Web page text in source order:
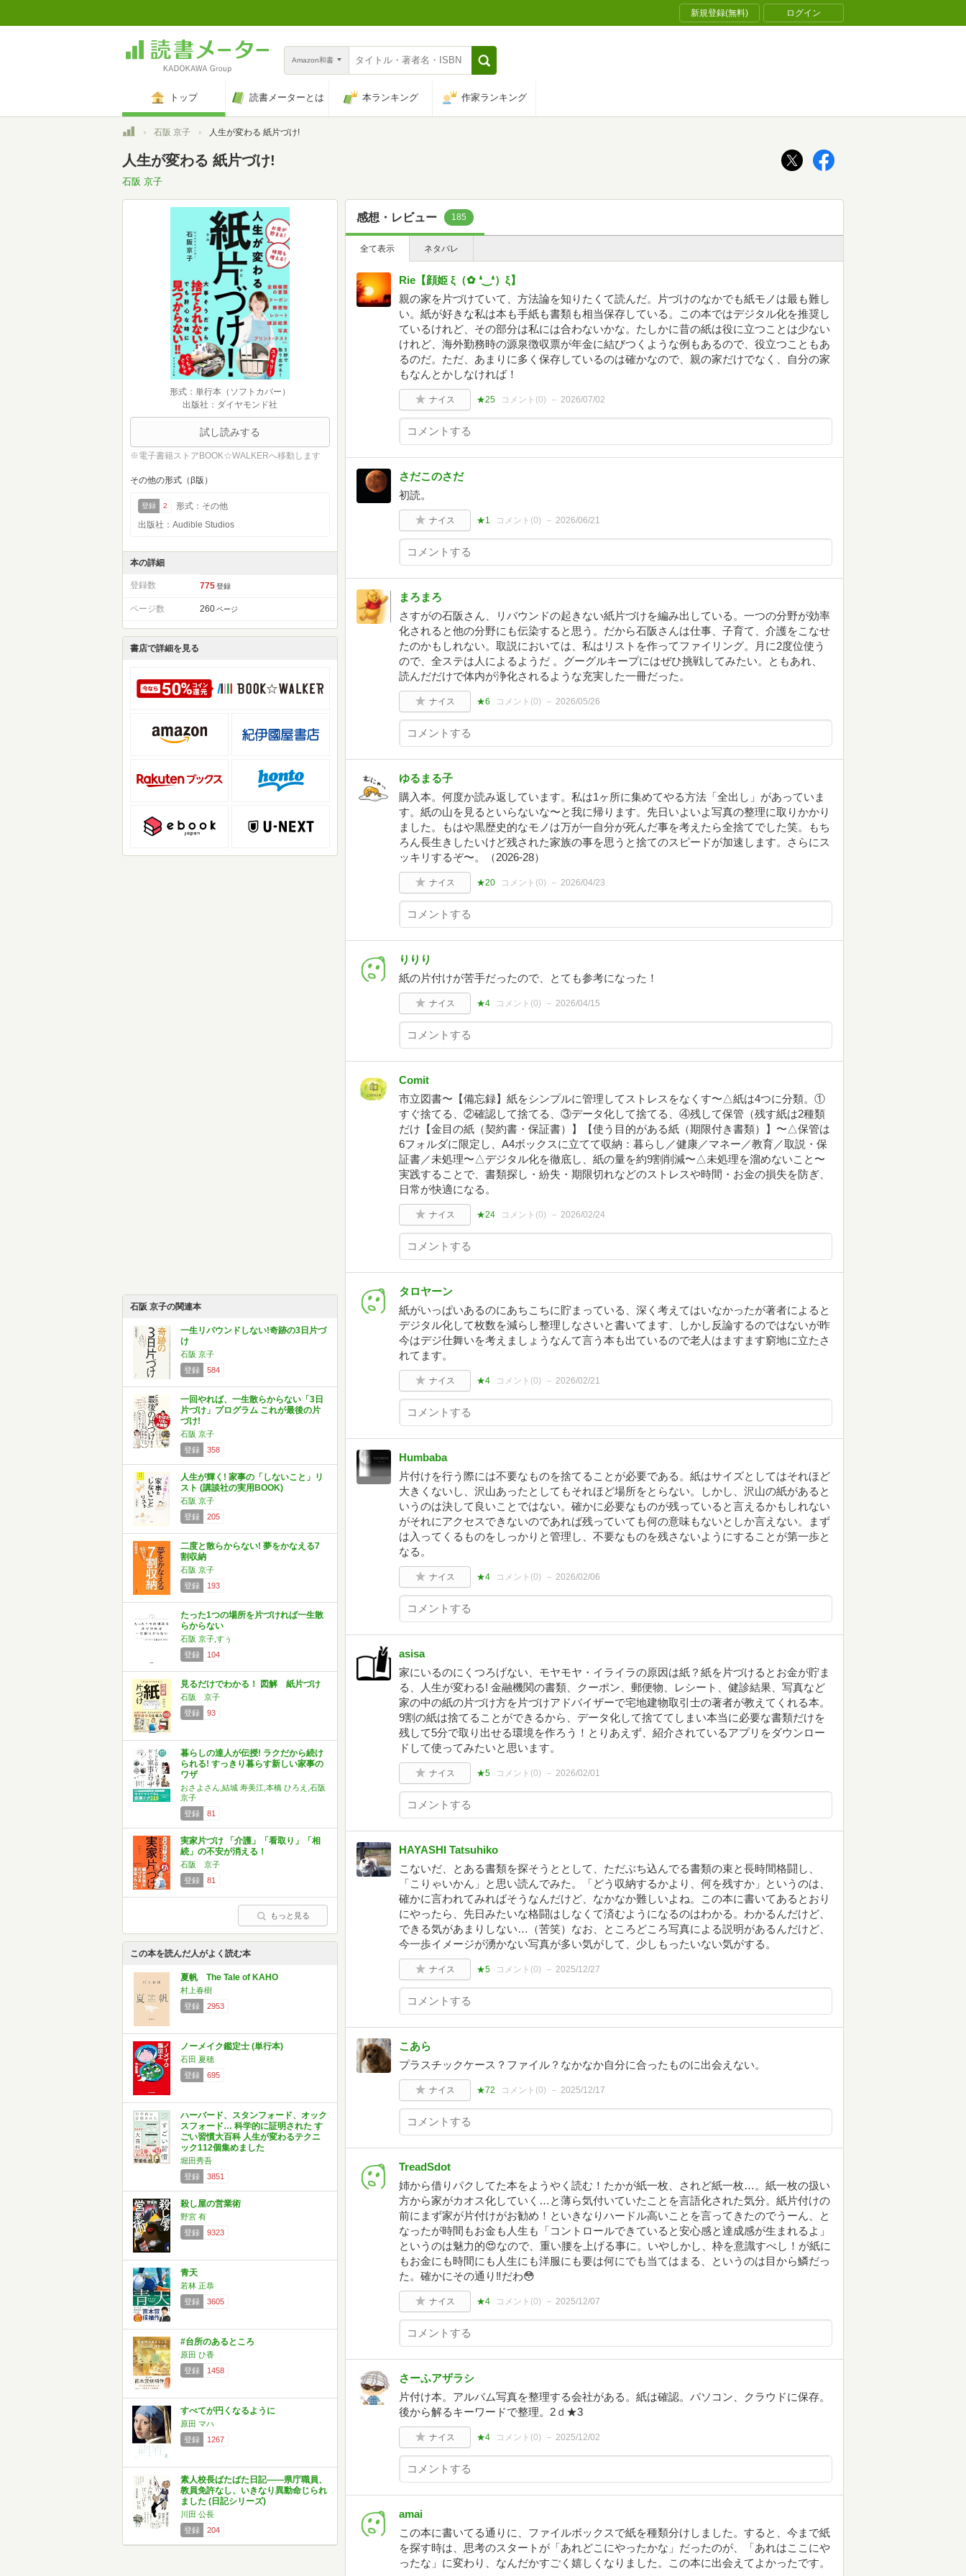
新規登録(無料) ログイン
Amazon和書
トップ 読書メーターとは 本ランキング 作家ランキング
トップ石阪 京子 人生が変わる 紙片づけ!
人生が変わる 紙片づけ!
石阪 京子
形式：単行本（ソフトカバー）
出版社：ダイヤモンド社
試し読みする
※電子書籍ストアBOOK☆WALKERへ移動します
その他の形式（β版）
登録 2
形式：その他
出版社：Audible Studios
本の詳細
登録数 775 登録
ページ数 260 ページ
書店で詳細を見る
石阪 京子の関連本
一生リバウンドしない!奇跡の3日片づ
け
石阪 京子
登録
584
一回やれば、一生散らからない「3日
片づけ」プログラム これが最後の片
づけ!
石阪 京子
登録
358
人生が輝く! 家事の「しないこと」リ
スト (講談社の実用BOOK)
石阪 京子
登録
205
二度と散らからない! 夢をかなえる7
割収納
石阪 京子
登録
193
たった1つの場所を片づければ一生散
らからない
石阪 京子,すぅ
登録
104
見るだけでわかる！ 図解 紙片づけ
石阪 京子
登録
93
暮らしの達人が伝授! ラクだから続け
られる! すっきり暮らす新しい家事の
ワザ
おさよさん,結城 寿美江,本橋 ひろえ,石阪
京子
登録
81
実家片づけ 「介護」「看取り」「相
続」の不安が消える！
石阪 京子
登録
81
もっと見る
この本を読んだ人がよく読む本
夏帆 The Tale of KAHO
村上春樹
登録
2953
ノーメイク鑑定士 (単行本)
石田 夏穂
登録
695
ハーバード、スタンフォード、オック
スフォード… 科学的に証明された す
ごい習慣大百科 人生が変わるテクニ
ック112個集めました
堀田秀吾
登録
3851
殺し屋の営業術
野宮 有
登録
9323
青天
若林 正恭
登録
3605
#台所のあるところ
原田 ひ香
登録
1458
すべてが円くなるように
原田 マハ
登録
1267
素人校長ばたばた日記――県庁職員、
教員免許なし、いきなり異動命じられ
ました (日記シリーズ)
川田 公長
登録
204
感想・レビュー 185
全て表示 ネタバレ
Rie【顔姫 ξ（✿ ❛‿❛）ξ】
親の家を片づけていて、方法論を知りたくて読んだ。片づけのなかでも紙モノは最も難し
い。紙が好きな私は本も手紙も書類も相当保存している。この本ではデジタル化を推奨し
ているけれど、その部分は私には合わないかな。たしかに昔の紙は役に立つことは少ない
けれど、海外勤務時の源泉徴収票が年金に結びつくような例もあるので、役立つこともあ
るのだ。ただ、あまりに多く保存しているのは確かなので、親の家だけでなく、自分の家
もなんとかしなければ！
ナイス ★25 コメント(0) 2026/07/02
さだこのさだ
初読。
ナイス ★1 コメント(0) 2026/06/21
まろまろ
さすがの石阪さん、リバウンドの起きない紙片づけを編み出している。一つの分野が効率
化されると他の分野にも伝染すると思う。だから石阪さんは仕事、子育て、介護をこなせ
たのかもしれない。取説においては、私はリストを作ってファイリング。月に2度位使う
ので、全ステは人によるようだ 。グーグルキープにはぜひ挑戦してみたい。ともあれ、
読んだだけで体内が浄化されるような充実した一冊だった。
ナイス ★6 コメント(0) 2026/05/26
ゆるまる子
購入本。何度か読み返しています。私は1ヶ所に集めてやる方法「全出し」があっていま
す。紙の山を見るといらないな〜と我に帰ります。先日いよいよ写真の整理に取りかかり
ました。もはや黒歴史的なモノは万が一自分が死んだ事を考えたら全捨てでした笑。もち
ろん長生きしたいけど残された家族の事を思うと捨てのスピードが加速します。さらにス
ッキリするぞ〜。（2026-28）
ナイス ★20 コメント(0) 2026/04/23
りりり
紙の片付けが苦手だったので、とても参考になった！
ナイス ★4 コメント(0) 2026/04/15
Comit
市立図書〜【備忘録】紙をシンプルに管理してストレスをなくす〜△紙は4つに分類。①
すぐ捨てる、②確認して捨てる、③データ化して捨てる、④残して保管（残す紙は2種類
だけ【金目の紙（契約書・保証書）】【使う目的がある紙（期限付き書類）】〜△保管は
6フォルダに限定し、A4ボックスに立てて収納：暮らし／健康／マネー／教育／取説・保
証書／未処理〜△デジタル化を徹底し、紙の量を約9割削減〜△未処理を溜めないこと〜
実践することで、書類探し・紛失・期限切れなどのストレスや時間・お金の損失を防ぎ、
日常が快適になる。
ナイス ★24 コメント(0) 2026/02/24
タロヤーン
紙がいっぱいあるのにあちこちに貯まっている、深く考えてはいなかったが著者によると
デジタル化して枚数を減らし整理しなさいと書いてます、しかし反論するのではないが昨
今はデジ仕舞いを考えましょうなんて言う本も出ているので老人はますます窮地に立たさ
れてます。
ナイス ★4 コメント(0) 2026/02/21
Humbaba
片付けを行う際には不要なものを捨てることが必要である。紙はサイズとしてはそれほど
大きくないし、沢山あったとしてもそれほど場所をとらない。しかし、沢山の紙があると
いうのは決して良いことではない。確かに必要なものが残っていると言えるかもしれない
がそれにアクセスできないのであれば残っていても何の意味もないとしか言えない。まず
は入ってくるものをしっかりと管理し、不要なものを残さないようにすることが第一歩と
なる。
ナイス ★4 コメント(0) 2026/02/06
asisa
家にいるのにくつろげない、モヤモヤ・イライラの原因は紙？紙を片づけるとお金が貯ま
る、人生が変わる! 金融機関の書類、クーポン、郵便物、レシート、健診結果、写真など
家の中の紙の片づけ方を片づけアドバイザーで宅地建物取引士の著者が教えてくれる本。
9割の紙は捨てることができるから、データ化して捨ててしまい本当に必要な書類だけを
残して5分で取り出せる環境を作ろう！とりあえず、紹介されているアプリをダウンロー
ドして使ってみたいと思います。
ナイス ★5 コメント(0) 2026/02/01
HAYASHI Tatsuhiko
こないだ、とある書類を探そうととして、ただぶち込んでる書類の束と長時間格闘し、
「こりゃいかん」と思い読んでみた。「どう収納するかより、何を残すか」というのは、
確かに言われてみればそうなんだけど、なかなか難しいよね。この本に書いてあるとおり
にやったら、先日みたいな格闘はしなくて済むようになるのはわかる。わかるんだけど、
できる気があまりしない…（苦笑）なお、ところどころ写真による説明があるんだけど、
今一歩イメージが湧かない写真が多い気がして、少しもったいない気がする。
ナイス ★5 コメント(0) 2025/12/27
こあら
プラスチックケース？ファイル？なかなか自分に合ったものに出会えない。
ナイス ★72 コメント(0) 2025/12/17
TreadSdot
姉から借りパクしてた本をようやく読む！たかが紙一枚、されど紙一枚…。紙一枚の扱い
方から家がカオス化していく…と薄ら気付いていたことを言語化された気分。紙片付けの
前にまず家が片付けがお勧め！といきなりハードル高いことを言ってきたのでうーん、と
なったが時間もお金も人生も「コントロールできていると安心感と達成感が生まれるよ」
というのは魅力的😍なので、重い腰を上げる事に。いやしかし、枠を意識すべし！が紙に
もお金にも時間にも人生にも洋服にも要は何にでも当てはまる、というのは目から鱗だっ
た。確かにその通り‼️だわ😳
ナイス ★4 コメント(0) 2025/12/07
さーふアザラシ
片付け本。アルバム写真を整理する会社がある。紙は確認。パソコン、クラウドに保存。
後から解るキーワードで整理。2ｄ★3
ナイス ★4 コメント(0) 2025/12/02
amai
この本に書いてる通りに、ファイルボックスで紙を種類分けしました。すると、今まで紙
を探す時は、思考のスタートが「あれどこにやったかな」だったのが、「あれはここにや
ったな」に変わり、なんだかすごく嬉しくなりました。この本に出会えてよかったです。